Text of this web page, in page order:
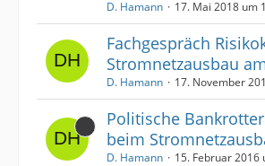
D. Hamann 17. Mai 2018 um
Fachgespräch
Stromnetzausbau
D. Hamann 17. November
Politische
beim
D. Hamann 15. Februar 2016